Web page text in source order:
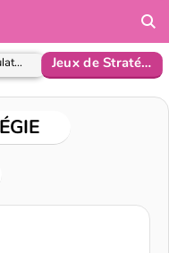
Jeux de Simulation Jeux de Stratégie